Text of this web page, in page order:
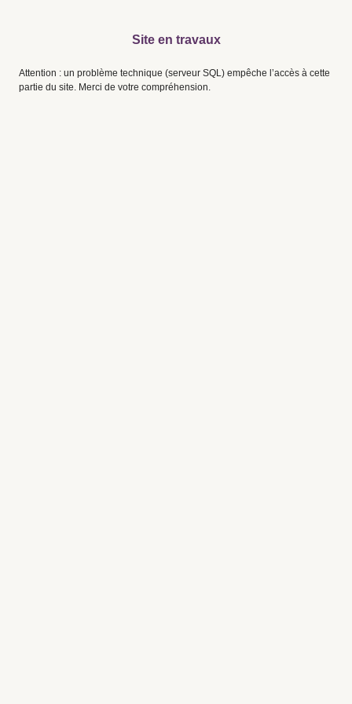
Site en travaux
Attention : un problème technique (serveur SQL) empêche l’accès à cette
partie du site. Merci de votre compréhension.